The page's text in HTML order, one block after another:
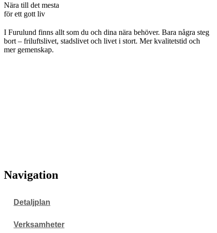
Nära till det mesta
för ett gott liv
I Furulund finns allt som du och dina nära behöver. Bara några steg
bort – friluftslivet, stadslivet och livet i stort. Mer kvalitetstid och
mer gemenskap.
Navigation
Detaljplan
Verksamheter